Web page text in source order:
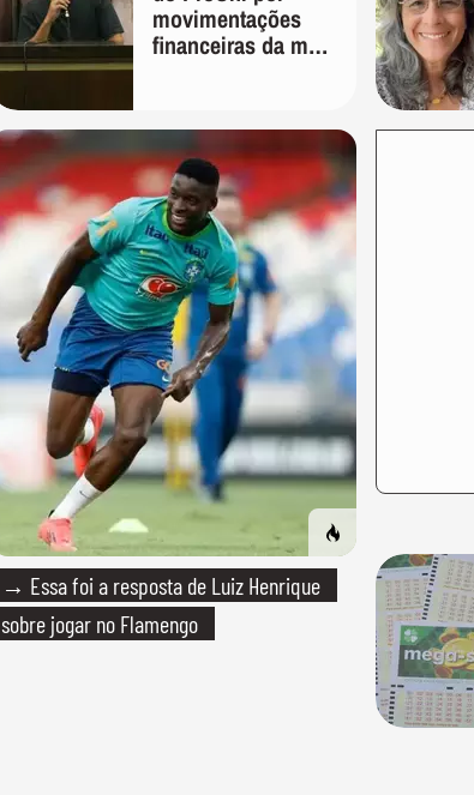
→ Essa foi a resposta de Luiz Henrique
sobre jogar no Flamengo
movimentações
financeiras da mãe